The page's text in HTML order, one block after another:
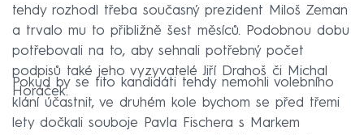
tehdy rozhodl třeba současný prezident Miloš Zeman
a trvalo mu to přibližně šest měsíců. Podobnou dobu
potřebovali na to, aby sehnali potřebný počet
podpisů také jeho vyzyvatelé Jiří Drahoš či Michal
Horáček.
Pokud by se tito kandidáti tehdy nemohli volebního
klání účastnit, ve druhém kole bychom se před třemi
lety dočkali souboje Pavla Fischera s Markem